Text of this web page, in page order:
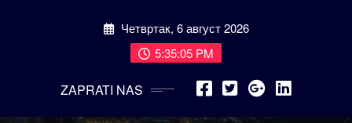
Четвртак, 6 август 2026
5:35:08 PM
ZAPRATI NAS